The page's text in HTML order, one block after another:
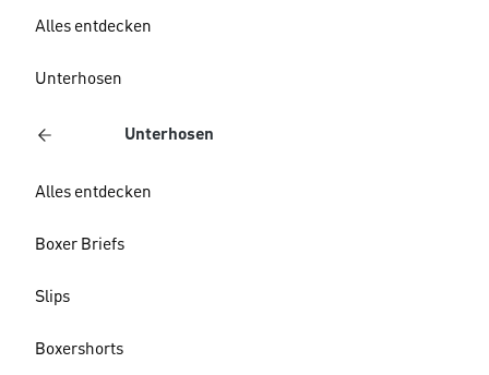
Alles entdecken
Unterhosen
Unterhosen
Alles entdecken
Boxer Briefs
Slips
Boxershorts